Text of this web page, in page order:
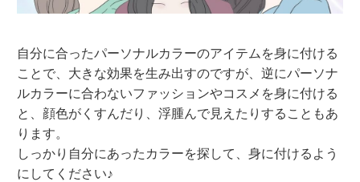
自分に合ったパーソナルカラーのアイテムを身に付ける
ことで、大きな効果を生み出すのですが、逆にパーソナ
ルカラーに合わないファッションやコスメを身に付ける
と、顔色がくすんだり、浮腫んで見えたりすることもあ
ります。
しっかり自分にあったカラーを探して、身に付けるよう
にしてください♪